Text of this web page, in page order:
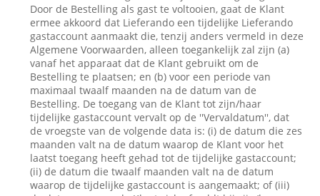
Door de Bestelling als gast te voltooien, gaat de Klant
ermee akkoord dat Lieferando een tijdelijke Lieferando
gastaccount aanmaakt die, tenzij anders vermeld in deze
Algemene Voorwaarden, alleen toegankelijk zal zijn (a)
vanaf het apparaat dat de Klant gebruikt om de
Bestelling te plaatsen; en (b) voor een periode van
maximaal twaalf maanden na de datum van de
Bestelling. De toegang van de Klant tot zijn/haar
tijdelijke gastaccount vervalt op de ''Vervaldatum'', dat
de vroegste van de volgende data is: (i) de datum die zes
maanden valt na de datum waarop de Klant voor het
laatst toegang heeft gehad tot de tijdelijke gastaccount;
(ii) de datum die twaalf maanden valt na de datum
waarop de tijdelijke gastaccount is aangemaakt; of (iii)